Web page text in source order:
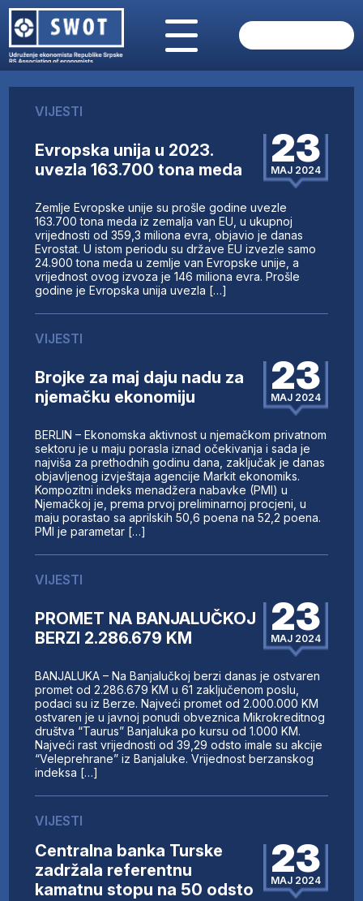
O NAMA
AKTUELNO
ANALIZE
FINANSIJE
IZ STRANIH MEDIJA
AKTIVNOSTI
SWOT INTERVJU
UČLANI SE
KONTAKT
VIJESTI
Evropska unija u 2023.
uvezla 163.700 tona meda
23
MAJ 2024
Zemlje Evropske unije su prošle godine uvezle
163.700 tona meda iz zemalja van EU, u ukupnoj
vrijednosti od 359,3 miliona evra, objavio je danas
Evrostat. U istom periodu su države EU izvezle samo
24.900 tona meda u zemlje van Evropske unije, a
vrijednost ovog izvoza je 146 miliona evra. Prošle
godine je Evropska unija uvezla […]
VIJESTI
Brojke za maj daju nadu za
njemačku ekonomiju
23
MAJ 2024
BERLIN – Ekonomska aktivnost u njemačkom privatnom
sektoru je u maju porasla iznad očekivanja i sada je
najviša za prethodnih godinu dana, zaključak je danas
objavljenog izvještaja agencije Markit ekonomiks.
Kompozitni indeks menadžera nabavke (PMI) u
Njemačkoj je, prema prvoj preliminarnoj procjeni, u
maju porastao sa aprilskih 50,6 poena na 52,2 poena.
PMI je parametar […]
VIJESTI
PROMET NA BANJALUČKOJ
BERZI 2.286.679 KM
23
MAJ 2024
BANJALUKA – Na Banjalučkoj berzi danas je ostvaren
promet od 2.286.679 KM u 61 zaključenom poslu,
podaci su iz Berze. Najveći promet od 2.000.000 KM
ostvaren je u javnoj ponudi obveznica Mikrokreditnog
društva “Taurus” Banjaluka po kursu od 1.000 KM.
Najveći rast vrijednosti od 39,29 odsto imale su akcije
“Veleprehrane” iz Banjaluke. Vrijednost berzanskog
indeksa […]
VIJESTI
Centralna banka Turske
zadržala referentnu
kamatnu stopu na 50 odsto
23
MAJ 2024